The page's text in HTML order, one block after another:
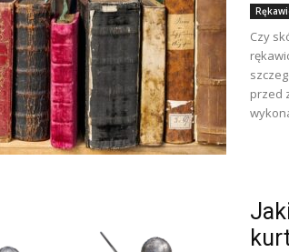
Czy
przed